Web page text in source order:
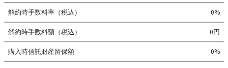
解約時手数料率（税込） 0%
解約時手数料額（税込） 0円
購入時信託財産留保額 0%